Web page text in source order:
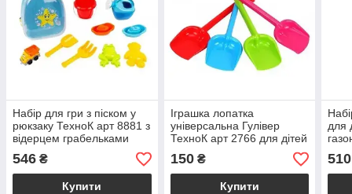
Набір для гри з піском у
рюкзаку ТехноК арт 8881 з
відерцем грабельками
формочками корабликами
та самоскидом
546 ₴
Купити
Іграшка лопатка
універсальна Гулівер
ТехноК арт 2766 для дітей
з якісного пластику різних
кольорів для пісочниці та
саду
150₴
Купити
для
55 х
510